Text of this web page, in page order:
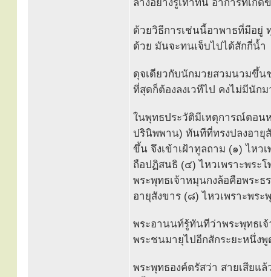
ลางอย่างรู้เท่าทัน อาการที่เกิ
ด้วยวิธีการเช่นนี้อาพาธที่มีอยู่
ด้วย มันจะทนเจ็บไปได้สักกี่น้ำ
ดุจเดียวกับนักมวยสวมนวมขึ้น
ที่สุดก็ต้องลงเวทีไป คงไม่มีนั
ในพุทธประวัติมีเหตุการณ์ตอน
ปรินิพพาน) ทันทีที่ทรงปลงอายุ
ขึ้น จึงเข้าเฝ้าทูลถาม (๑) ไหว
ถือปฏิสนธิ (๔) ไหวเพราะพระ
พระพุทธเจ้าหมุนกงล้อคือพระ
อายุสังขาร (๘) ไหวเพราะพร
พระอานนท์รู้ทันทีว่าพระพุทธเจ้
พระชนมายุไปอีกสักระยะหนึ่ง
พระพุทธองค์ตรัสว่า สายเสียแ